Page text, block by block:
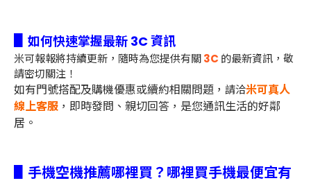
如何快速掌握最新 3C 資訊
米可報報將持續更新，隨時為您提供有關3C 的最新資訊，敬
請密切關注！
如有門號搭配及購機優惠或續約相關問題， 請洽米可真人
線上客服 ，即時發問、親切回答，是您通訊生活的好鄰
居。
▋手機空機推薦哪裡買？哪裡買手機最便宜有